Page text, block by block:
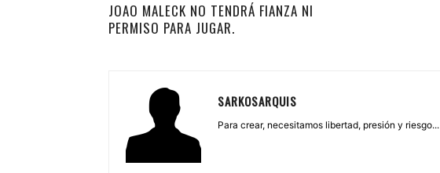
JOAO MALECK NO TENDRÁ FIANZA NI
PERMISO PARA JUGAR.
SARKOSARQUIS
Para crear, necesitamos libertad, presión y riesgo...